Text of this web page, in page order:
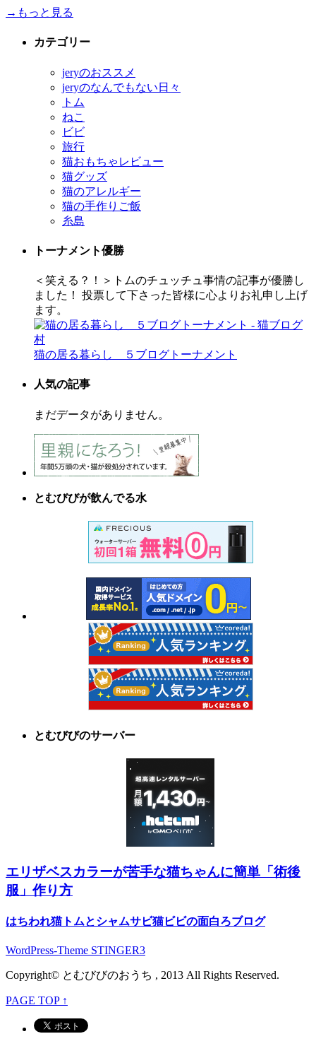
→もっと見る
カテゴリー
jeryのおススメ
jeryのなんでもない日々
トム
ねこ
ビビ
旅行
猫おもちゃレビュー
猫グッズ
猫のアレルギー
猫の手作りご飯
糸島
トーナメント優勝
＜笑える？！＞トムのチュッチュ事情の記事が優勝し
ました！ 投票して下さった皆様に心よりお礼申し上げ
ます。
猫の居る暮らし ５ブログトーナメント
人気の記事
まだデータがありません。
とむびびが飲んでる水
とむびびのサーバー
エリザベスカラーが苦手な猫ちゃんに簡単「術後
服」作り方
はちわれ猫トムとシャムサビ猫ビビの面白ろブログ
WordPress-Theme STINGER3
Copyright© とむびびのおうち , 2013 All Rights Reserved.
PAGE TOP ↑